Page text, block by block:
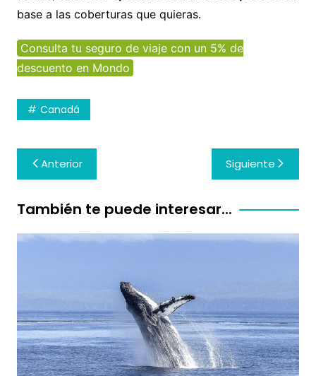
base a las coberturas que quieras.
Consulta tu seguro de viaje con un 5% de
descuento en Mondo
Canadá
Navegación
de
entradas
Anterior Siguiente
También te puede interesar...